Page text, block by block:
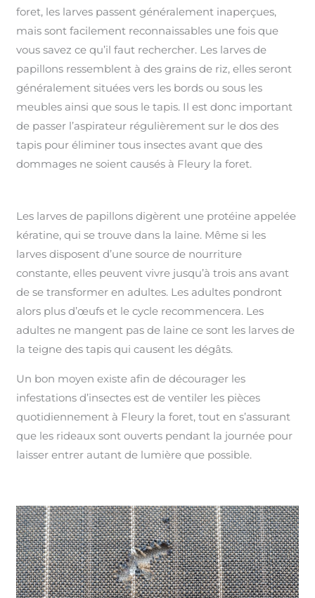
foret, les larves passent généralement inaperçues,
mais sont facilement reconnaissables une fois que
vous savez ce qu’il faut rechercher. Les larves de
papillons ressemblent à des grains de riz, elles seront
généralement situées vers les bords ou sous les
meubles ainsi que sous le tapis. Il est donc important
de passer l’aspirateur régulièrement sur le dos des
tapis pour éliminer tous insectes avant que des
dommages ne soient causés à Fleury la foret.
Les larves de papillons digèrent une protéine appelée
kératine, qui se trouve dans la laine. Même si les
larves disposent d’une source de nourriture
constante, elles peuvent vivre jusqu’à trois ans avant
de se transformer en adultes. Les adultes pondront
alors plus d’œufs et le cycle recommencera. Les
adultes ne mangent pas de laine ce sont les larves de
la teigne des tapis qui causent les dégâts.
Un bon moyen existe afin de décourager les
infestations d’insectes est de ventiler les pièces
quotidiennement à Fleury la foret, tout en s’assurant
que les rideaux sont ouverts pendant la journée pour
laisser entrer autant de lumière que possible.